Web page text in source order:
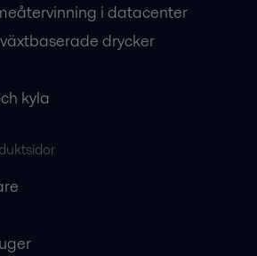
i datacenter
drycker
kyla